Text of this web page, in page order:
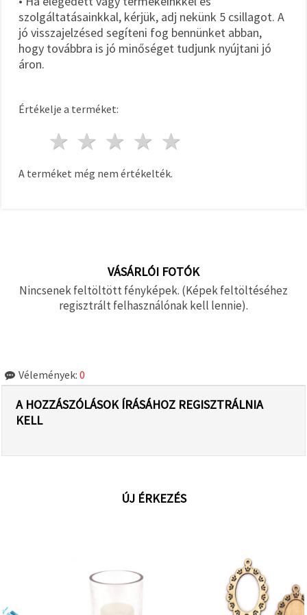
szolgáltatásainkkal, kérjük, adj nekünk 5 csillagot. A
jó visszajelzésed segíteni fog bennünket abban,
hogy továbbra is jó minőséget tudjunk nyújtani jó
áron.
Értékelje a terméket:
4 csillagok
3 csillagok
2 csillagok
1 csillag
A terméket még nem értékelték.
VÁSÁRLÓI FOTÓK
Nincsenek feltöltött fényképek. (Képek feltöltéséhez
regisztrált felhasználónak kell lennie).
Vélemények: 0
A HOZZÁSZÓLÁSOK ÍRÁSÁHOZ REGISZTRÁLNIA
KELL
ÚJ ÉRKEZÉS